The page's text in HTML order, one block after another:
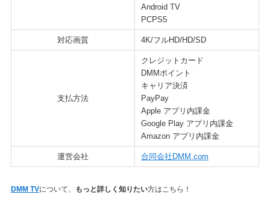
Android TV
PCPS5
対応画質 4K/フルHD/HD/SD
支払方法
クレジットカード
DMMポイント
キャリア決済
PayPay
Apple アプリ内課金
Google Play アプリ内課金
Amazon アプリ内課金
運営会社 合同会社DMM.com
DMM TVについて、 もっと詳しく知りたい方はこちら！